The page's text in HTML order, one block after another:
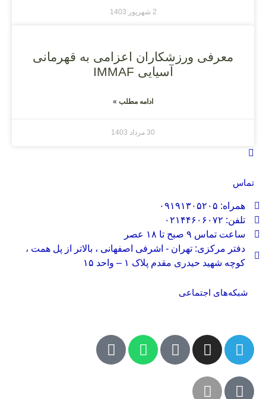
2 شهریور 1403
معرفی ورزشکاران اعزامی به قهرمانی
آسیایی IMMAF
ادامه مطلب »
30 مرداد 1403
تماس
همراه: ۰۹۱۹۱۳۰۵۲۰۵
تلفن: ۰۲۱۴۴۶۰۶۰۷۲
ساعت تماس ۹ صبح تا ۱۸ عصر
دفتر مرکزی: تهران - اشرفی اصفهانی ، بالاتر از پل همت ،
کوچه شهید حیدری مقدم پلاک ۱ – واحد ۱۵
شبکه‌های اجتماعی